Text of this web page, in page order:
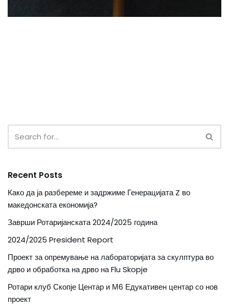
Recent Posts
Како да ја разбереме и задржиме Генерацијата Z во
македонската економија?
Заврши Ротаријанската 2024/2025 година
2024/2025 President Report
Проект за опремување на лабораторијата за скулптура во
дрво и обработка на дрво на Flu Skopje
Ротари клуб Скопје Центар и М6 Едукативен центар со нов
проект